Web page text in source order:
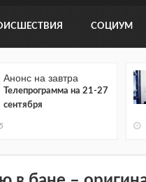
СОЦИУМ
Анонс на завтра
Телепрограмма на 21-27
сентября